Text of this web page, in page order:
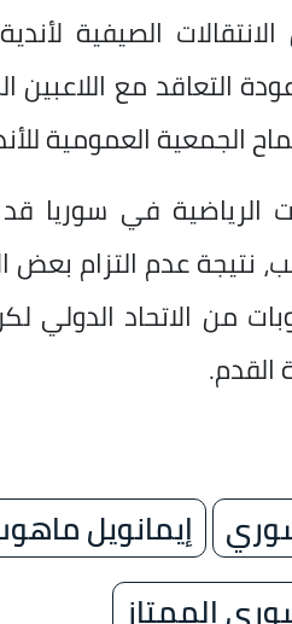
الصيفية
2026 عودة التعاقد مع
الجمعية العمومية
الرياضية في سوريا
نتيجة عدم التزام
من الاتحاد الدولي
القدم.
إيمانويل
الممتاز